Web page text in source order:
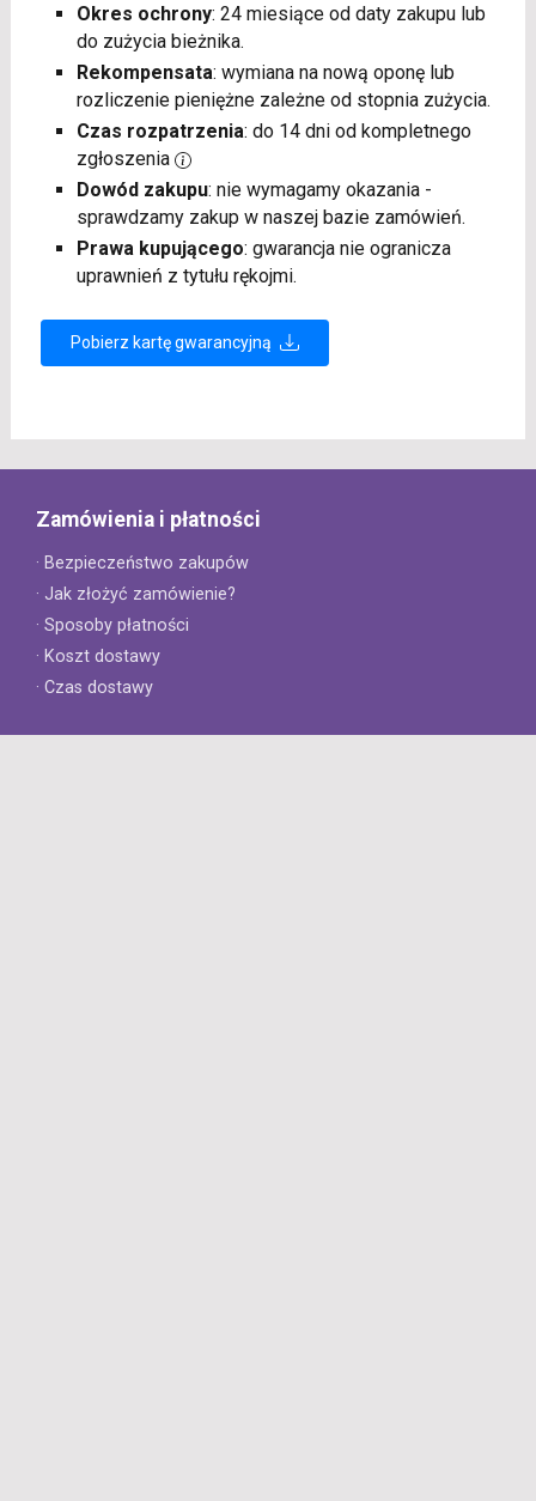
Okres ochrony: 24 miesiące od daty zakupu lub
do zużycia bieżnika.
Rekompensata: wymiana na nową oponę lub
rozliczenie pieniężne zależne od stopnia zużycia.
Czas rozpatrzenia: do 14 dni od kompletnego
zgłoszenia
Dowód zakupu: nie wymagamy okazania -
sprawdzamy zakup w naszej bazie zamówień.
Prawa kupującego: gwarancja nie ogranicza
uprawnień z tytułu rękojmi.
Pobierz kartę gwarancyjną
Zamówienia i płatności
· Bezpieczeństwo zakupów
· Jak złożyć zamówienie?
· Sposoby płatności
· Koszt dostawy
· Czas dostawy